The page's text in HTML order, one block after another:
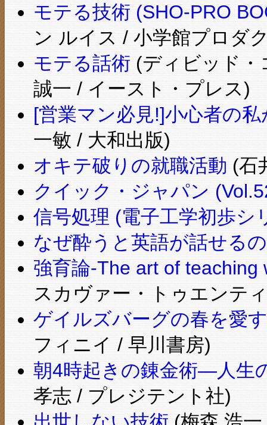
モテる技術 (SHO‐PRO
ン ルイス / 小学館プロダ
モテる話術 (ディビッド・
誠一 / イースト・プレス)
[営業マン必見!]小心者の
一敏 / 大和出版)
オキテ破りの就職活動 (石
クイック・ジャパン
信号処理 (電子工学初歩シ
なぜ酔うと英語が話せる
強育論-The art of teaching
スカヴァー・トゥエンテ
ゲイルズバーグの春を愛
フィニイ / 早川書房)
朝4時起きの錬金術―人生
孝志 / プレジテント社)